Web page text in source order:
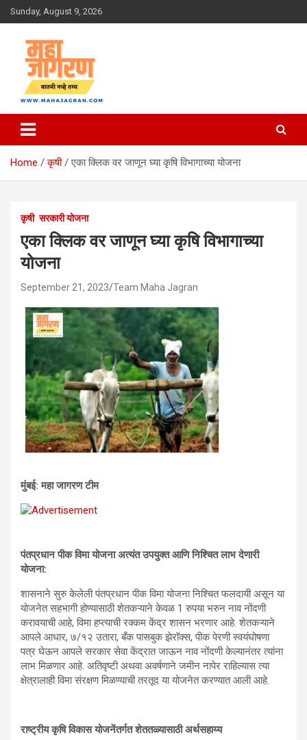
Skip
to
Sunday, August 9, 2026
महा जागरण
Home कृषी एका क्लिक वर जाणून घ्या कृषि विभागाच्या योजना
कृषी सरकारी योजना
एका क्लिक वर जाणून घ्या कृषि विभागाच्या
योजना
September 21, 2023 Team Maha Jagran
मुंबई: महा जागरण टीम
पंतप्रधान पीक विमा योजना अत्यंत उपयुक्त आणि निश्चित लाभ देणारी
योजना:
शासनाने सुरु केलेली पंतप्रधान पीक विमा योजना निश्चित फलदायी असून या
योजनेत सहभागी होण्यासाठी शेतकऱ्याने केवळ 1 रुपया भरुन नाव नोंदणी
करावयाची आहे, विमा हप्त्याची रक्कम केंद्र शासन भरणार आहे. शेतकऱ्याने
आपले आधार, ७/१२ उतारा, बँक पासबुक झेरॉक्स, पीक पेरणी स्वयंघोषणा
पत्र घेऊन आपले सरकार सेवा केंद्रात जाऊन नाव नोंदणी केल्यानंतर त्यांना
लाभ मिळणार आहे. अतिवृष्टी अथवा अवर्षणाने जमीन नापेर राहिल्यास त्या
क्षेत्रालाही विमा संरक्षण मिळण्याची तरतूद या योजनेत करण्यात आली आहे.
राष्ट्रीय कृषि विकास योजनेंतर्गत शेततळ्यासाठी अर्थसहाय्य